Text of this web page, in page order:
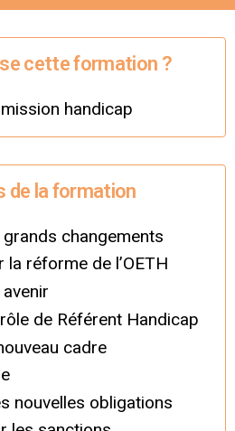
cette formation ?
handicap
de la formation
changements
réforme de l’OETH
de Référent Handicap
cadre
nouvelles obligations